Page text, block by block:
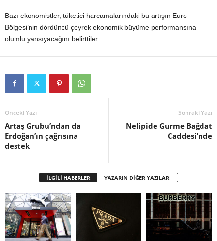
Bazı ekonomistler, tüketici harcamalarındaki bu artışın Euro
Bölgesi’nin dördüncü çeyrek ekonomik büyüme performansına
olumlu yansıyacağını belirttiler.
Önceki Yazı
Artaş Grubu’ndan da
Erdoğan’ın çağrısına
destek
Sonraki Yazı
Nelipide Gurme Bağdat
Caddesi’nde
İLGİLİ HABERLER YAZARIN DİĞER YAZILARI